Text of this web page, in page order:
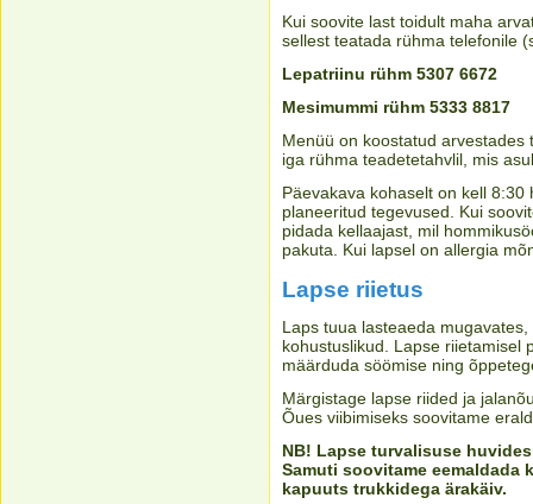
Kui soovite last toidult maha
sellest teatada rühma telefonile
Lepatriinu rühm 5307 6672
Mesimummi rühm 5333 8817
Menüü on koostatud
iga rühma teadetetahvlil, mis
Päevakava kohaselt on kell
planeeritud tegevused. Kui
pidada kellaajast, mil
pakuta. Kui lapsel on allergia
Lapse riietus
Laps tuua lasteaeda
kohustuslikud. Lapse riietamisel
määrduda söömise ning
Märgistage lapse riided ja
Õues viibimiseks soovitame
NB! Lapse turvalisuse
Samuti soovitame
kapuuts trukkidega ärakäiv.